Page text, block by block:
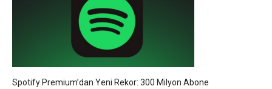
Spotify Premium’dan Yeni Rekor: 300 Milyon Abone